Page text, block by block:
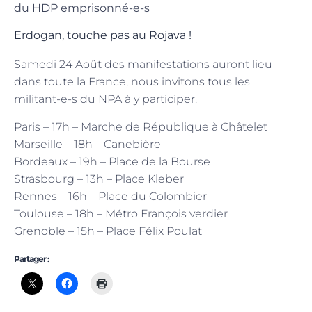
du HDP emprisonné-e-s
Erdogan, touche pas au Rojava !
Samedi 24 Août des manifestations auront lieu
dans toute la France, nous invitons tous les
militant-e-s du NPA à y participer.
Paris – 17h – Marche de République à Châtelet
Marseille – 18h – Canebière
Bordeaux – 19h – Place de la Bourse
Strasbourg – 13h – Place Kleber
Rennes – 16h – Place du Colombier
Toulouse – 18h – Métro François verdier
Grenoble – 15h – Place Félix Poulat
Partager :